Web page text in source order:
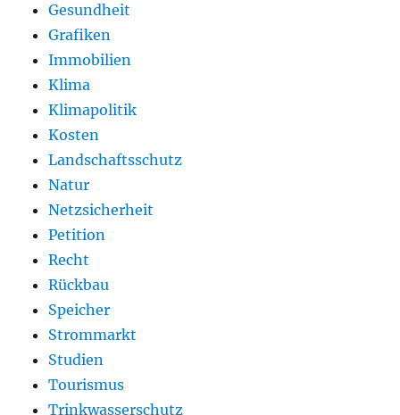
Gesundheit
Grafiken
Immobilien
Klima
Klimapolitik
Kosten
Landschaftsschutz
Natur
Netzsicherheit
Petition
Recht
Rückbau
Speicher
Strommarkt
Studien
Tourismus
Trinkwasserschutz